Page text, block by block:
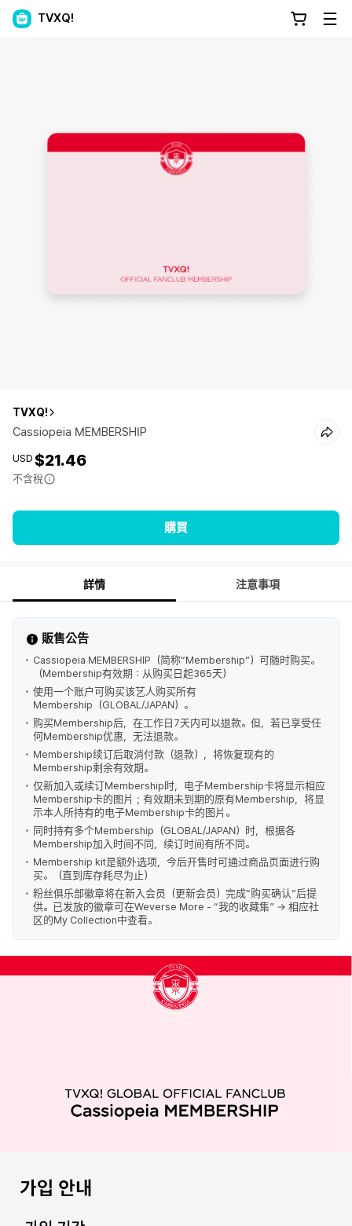
TVXQ!
TVXQ!
Cassiopeia MEMBERSHIP
USD $21.46
不含稅
購買
詳情 注意事項
販售公告
Cassiopeia MEMBERSHIP（简称“Membership”）可随时购买。
（Membership有效期：从购买日起365天）
使用一个账户可购买该艺人购买所有
Membership（GLOBAL/JAPAN）。
购买Membership后，在工作日7天内可以退款。但，若已享受任
何Membership优惠，无法退款。
Membership续订后取消付款（退款），将恢复现有的
Membership剩余有效期。
仅新加入或续订Membership时，电子Membership卡将显示相应
Membership卡的图片；有效期未到期的原有Membership，将显
示本人所持有的电子Membership卡的图片。
同时持有多个Membership（GLOBAL/JAPAN）时，根据各
Membership加入时间不同，续订时间有所不同。
Membership kit是额外选项，今后开售时可通过商品页面进行购
买。（直到库存耗尽为止）
粉丝俱乐部徽章将在新入会员（更新会员）完成“购买确认”后提
供。已发放的徽章可在Weverse More - “我的收藏集” → 相应社
区的My Collection中查看。